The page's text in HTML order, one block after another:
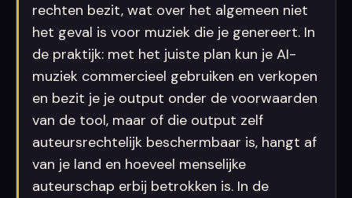
rechten bezit, wat over het algemeen niet
het geval is voor muziek die je genereert. In
de praktijk: met het juiste plan kun je AI-
muziek commercieel gebruiken en verkopen
en bezit je je output onder de voorwaarden
van de tool, maar of die output zelf
auteursrechtelijk beschermbaar is, hangt af
van je land en hoeveel menselijke
auteurschap erbij betrokken is. In de